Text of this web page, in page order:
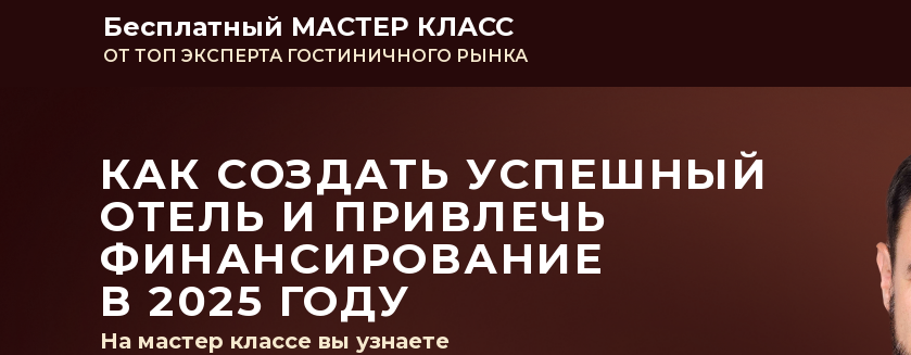
Бесплатный МАСТЕР КЛАСС
ОТ ТОП ЭКСПЕРТА ГОСТИНИЧНОГО РЫНКА
КАК СОЗДАТЬ УСПЕШНЫЙ
ОТЕЛЬ И ПРИВЛЕЧЬ
ФИНАНСИРОВАНИЕ
В 2025 ГОДУ
На мастер классе вы узнаете